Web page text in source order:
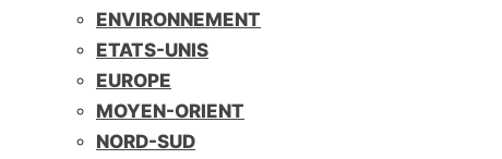
ENVIRONNEMENT
ETATS-UNIS
EUROPE
MOYEN-ORIENT
NORD-SUD